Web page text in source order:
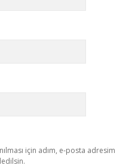
için adım, e-posta adresim